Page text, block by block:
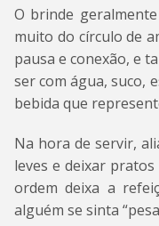
O brinde
muito do círculo de
pausa e conexão, e
ser com água, suco,
bebida que
Na hora de servir,
leves e deixar
ordem deixa a
alguém se sinta